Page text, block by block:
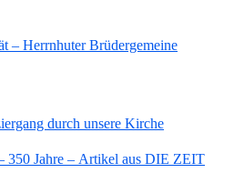
– Herrnhuter Brüdergemeine
durch unsere Kirche
Jahre – Artikel aus DIE ZEIT